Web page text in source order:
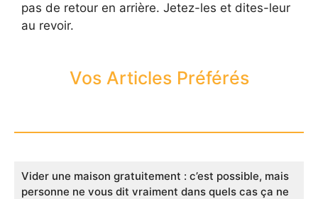
pas de retour en arrière. Jetez-les et dites-leur
au revoir.
Vos Articles Préférés
Vider une maison gratuitement : c’est possible, mais
personne ne vous dit vraiment dans quels cas ça ne